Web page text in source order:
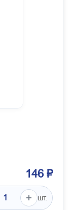
146 ₽
шт.